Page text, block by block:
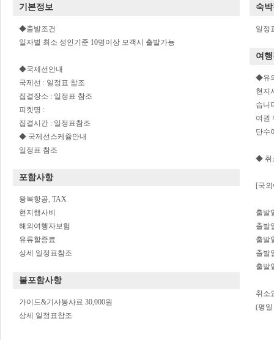
기본정보
◆출발조건
일자별 최소 성인기준 10명이상 모객시 출발가능
◆국제선안내
국제선 : 일정표 참조
집결장소 : 일정표 참조
피켓명 :
집결시간 : 일정표참조
◆ 국제선스케쥴안내
일정표 참조
포함사항
왕복항공, TAX
현지행사비
해외여행자보험
유류할증료
상세 일정표참조
불포함사항
가이드&기사봉사료 30,000원
상세 일정표참조
숙
일정
여
◆유
현지
습니
여권
단수
◆ 취
[국
출발
출발
출발
출발
출발
취소
(평일